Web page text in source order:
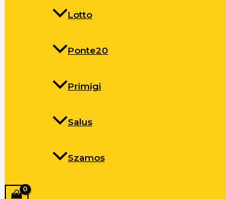
Lotto
Ponte20
Primigi
Salus
Szamos